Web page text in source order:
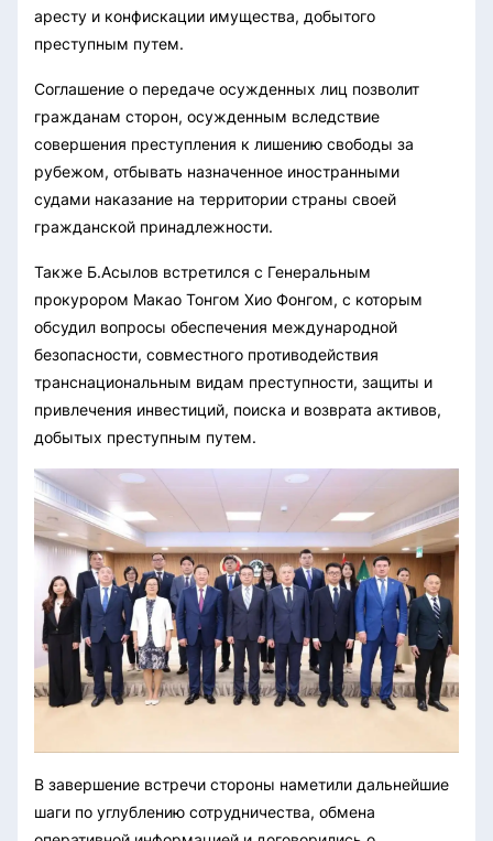
аресту и конфискации имущества, добытого
преступным путем.
Соглашение о передаче осужденных лиц позволит
гражданам сторон, осужденным вследствие
совершения преступления к лишению свободы за
рубежом, отбывать назначенное иностранными
судами наказание на территории страны своей
гражданской принадлежности.
Также Б.Асылов встретился с Генеральным
прокурором Макао Тонгом Хио Фонгом, с которым
обсудил вопросы обеспечения международной
безопасности, совместного противодействия
транснациональным видам преступности, защиты и
привлечения инвестиций, поиска и возврата активов,
добытых преступным путем.
В завершение встречи стороны наметили дальнейшие
шаги по углублению сотрудничества, обмена